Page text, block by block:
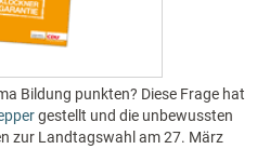
Bildung punkten? Diese Frage hat
gestellt und die unbewussten
zur Landtagswahl am 27. März